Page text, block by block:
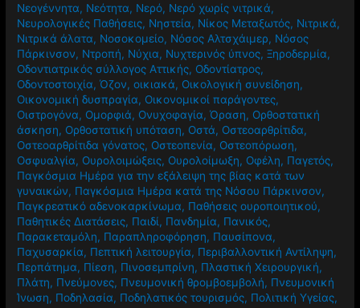
Νεογέννητα, Νεότητα, Νερό, Νερό χωρίς νιτρικά,
Νευρολογικές Παθήσεις, Νηστεία, Νίκος Μεταξωτός, Νιτρικά,
Νιτρικά άλατα, Νοσοκομείο, Νόσος Αλτσχάιμερ, Νόσος
Πάρκινσον, Ντροπή, Νύχια, Νυχτερινός ύπνος,Ξηροδερμία,
Οδοντιατρικός σύλλογος Αττικής, Οδοντίατρος,
Οδοντοστοιχία,Όζον,οικιακά, Οικολογική συνείδηση,
Οικονομική δυσπραγία, Οικονομικοί παράγοντες,
Οιστρογόνα, Ομορφιά, Ονυχοφαγία,Όραση, Ορθοστατική
άσκηση, Ορθοστατική υπόταση, Οστά, Οστεοαρθρίτιδα,
Οστεοαρθρίτιδα γόνατος, Οστεοπενία, Οστεοπόρωση,
Οσφυαλγία, Ουρολοιμώξεις, Ουρολοίμωξη, Οφέλη, Παγετός,
Παγκόσμια Ημέρα για την εξάλειψη της βίας κατά των
γυναικών, Παγκόσμια Ημέρα κατά της Νόσου Πάρκινσον,
Παγκρεατικό αδενοκαρκίνωμα, Παθήσεις ουροποιητικού,
Παθητικές Διατάσεις, Παιδί, Πανδημία, Πανικός,
Παρακεταμόλη, Παραπληροφόρηση, Παυσίπονα,
Παχυσαρκία, Πεπτική λειτουργία, Περιβαλλοντική Αντίληψη,
Περπάτημα, Πίεση, Πινοσεμπρίνη, Πλαστική Χειρουργική,
Πλάτη, Πνεύμονες, Πνευμονική θρομβοεμβολή, Πνευμονική
Ίνωση, Ποδηλασία, Ποδηλατικός τουρισμός, Πολιτική Υγείας,